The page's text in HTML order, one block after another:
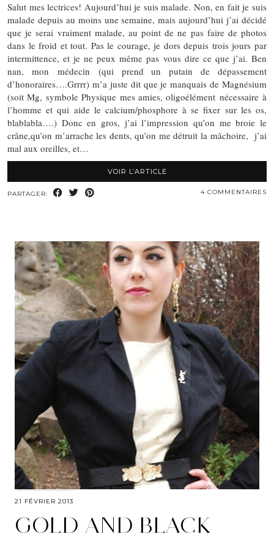
Salut mes lectrices! Aujourd’hui je suis malade. Non, en fait je suis
malade depuis au moins une semaine, mais aujourd’hui j’ai décidé
que je serai vraiment malade, au point de ne pas faire de photos
dans le froid et tout. Pas le courage, je dors depuis trois jours par
intermittence, et je ne peux même pas vous dire ce que j’ai. Ben
nan, mon médecin (qui prend un putain de dépassement
d’honoraires….Grrrr) m’a juste dit que je manquais de Magnésium
(soit Mg, symbole Physique mes amies, oligoélément nécessaire à
l’homme et qui aide le calcium/phosphore à se fixer sur les os,
blablabla….) Donc en gros, j’ai l’impression qu’on me broie le
crâne,qu’on m’arrache les dents, qu’on me détruit la mâchoire, j’ai
mal aux oreilles, et…
VOIR L’ARTICLE
PARTAGER: 4 COMMENTAIRES
21 FÉVRIER 2013
GOLD AND BLACK